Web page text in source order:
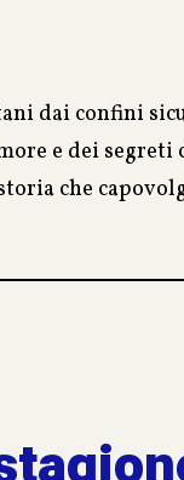
dai confini
e dei segreti
che